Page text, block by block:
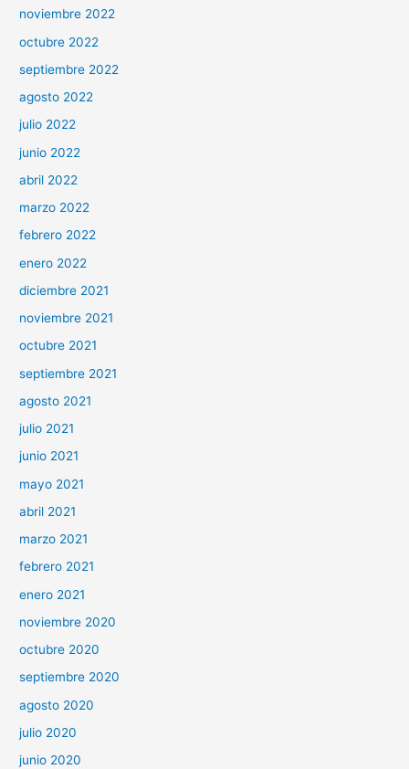
noviembre 2022
octubre 2022
septiembre 2022
agosto 2022
julio 2022
junio 2022
abril 2022
marzo 2022
febrero 2022
enero 2022
diciembre 2021
noviembre 2021
octubre 2021
septiembre 2021
agosto 2021
julio 2021
junio 2021
mayo 2021
abril 2021
marzo 2021
febrero 2021
enero 2021
noviembre 2020
octubre 2020
septiembre 2020
agosto 2020
julio 2020
junio 2020